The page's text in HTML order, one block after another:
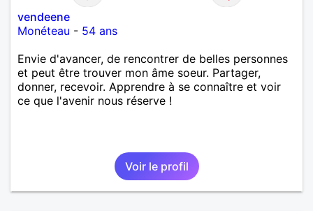
vendeene
Monéteau - 54 ans
Envie d'avancer, de rencontrer de belles personnes
et peut être trouver mon âme soeur. Partager,
donner, recevoir. Apprendre à se connaître et voir
ce que l'avenir nous réserve !
Voir le profil